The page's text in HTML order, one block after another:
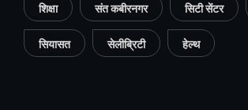
शिक्षा संत कबीरनगर सिटी सेंटर
सियासत सेलीब्रिटी हेल्थ